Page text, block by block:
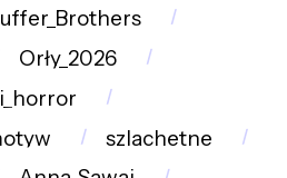
Orły_2026
szlachetne